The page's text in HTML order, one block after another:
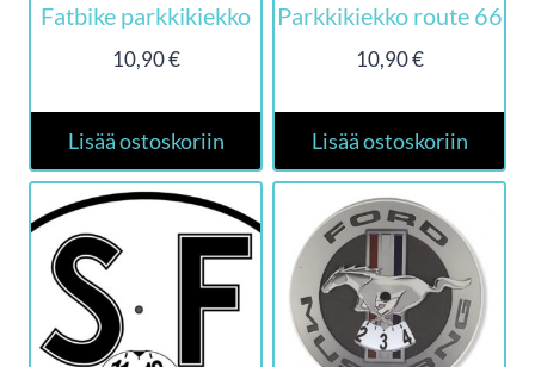
Fatbike parkkikiekko
10,90€
Lisää ostoskoriin
Parkkikiekko route 66
10,90€
Lisää ostoskoriin